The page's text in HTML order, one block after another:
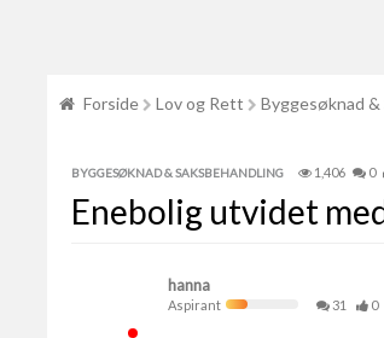
Forside Lov og Rett Byggesøknad
BYGGESØKNAD & SAKSBEHANDLING 1,406 0
Enebolig utvidet
hanna
Aspirant 31 0